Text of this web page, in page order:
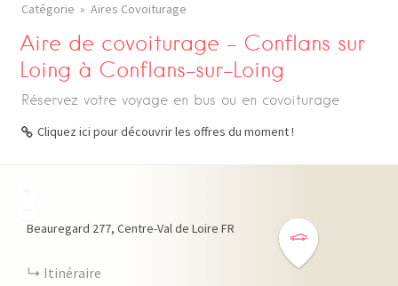
Catégorie Aires Covoiturage
Aire de covoiturage – Conflans sur
Loing à Conflans-sur-Loing
Réservez votre voyage en bus ou en covoiturage
Cliquez ici pour découvrir les offres du moment !
Beauregard 277 Centre-Val de Loire FR
Itinéraire